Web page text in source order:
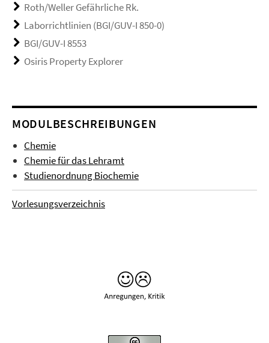
Roth/Weller Gefährliche Rk.
Laborrichtlinien (BGI/GUV-I 850-0)
BGI/GUV-I 8553
Osiris Property Explorer
MODULBESCHREIBUNGEN
Chemie
Chemie für das Lehramt
Studienordnung Biochemie
Vorlesungsverzeichnis